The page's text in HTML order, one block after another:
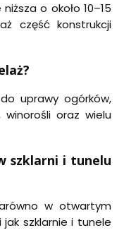
o około 10–15
część konstrukcji
uprawy ogórków,
winorośli oraz wielu
szklarni i tunelu
w otwartym
szklarnie i tunele